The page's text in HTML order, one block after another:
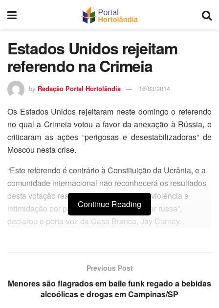
Estados Unidos rejeitam
referendo na Crimeia
by Redação Portal Hortolândia 16/03/2014
Os Estados Unidos rejeitaram neste domingo o referendo
no qual a Crimeia votou a favor da anexação à Rússia, e
criticaram as ações “perigosas e desestabilizadoras” de
Moscou nesta crise.
“Este referendo é contrário à Constituição da Ucrânia, e a
comunidade internacional não reconhecerá os resultados
desta votação realizada sob ameaças de violência e
intimidação por parte da intervenção militar russa”,
declarou o porta-voz da Casa Branca, Jay Carney.
Continue Reading
Previous Post
Menores são flagrados em baile funk regado a bebidas
alcoólicas e drogas em Campinas/SP